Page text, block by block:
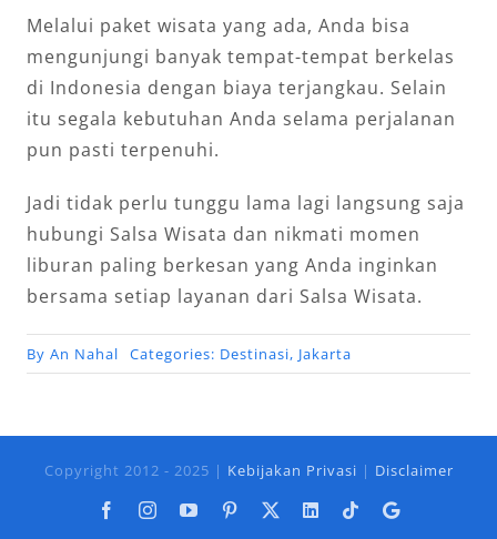
Melalui paket wisata yang ada, Anda bisa
mengunjungi banyak tempat-tempat berkelas
di Indonesia dengan biaya terjangkau. Selain
itu segala kebutuhan Anda selama perjalanan
pun pasti terpenuhi.
Jadi tidak perlu tunggu lama lagi langsung saja
hubungi Salsa Wisata dan nikmati momen
liburan paling berkesan yang Anda inginkan
bersama setiap layanan dari Salsa Wisata.
By An Nahal Categories: Destinasi, Jakarta
Copyright 2012 - 2025 | Kebijakan Privasi | Disclaimer
FacebookInstagramYouTubePinterest LinkedIn
TiktokGoogle